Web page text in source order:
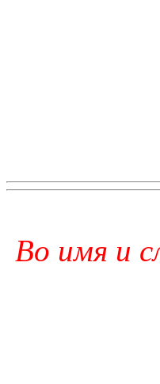
Во имя и